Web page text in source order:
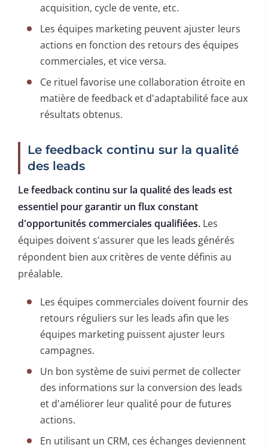
acquisition, cycle de vente, etc.
Les équipes marketing peuvent ajuster leurs
actions en fonction des retours des équipes
commerciales, et vice versa.
Ce rituel favorise une collaboration étroite en
matière de feedback et d'adaptabilité face aux
résultats obtenus.
Le feedback continu sur la qualité
des leads
Le feedback continu sur la qualité des leads est
essentiel pour garantir un flux constant
d'opportunités commerciales qualifiées. Les
équipes doivent s'assurer que les leads générés
répondent bien aux critères de vente définis au
préalable.
Les équipes commerciales doivent fournir des
retours réguliers sur les leads afin que les
équipes marketing puissent ajuster leurs
campagnes.
Un bon système de suivi permet de collecter
des informations sur la conversion des leads
et d'améliorer leur qualité pour de futures
actions.
En utilisant un CRM, ces échanges deviennent